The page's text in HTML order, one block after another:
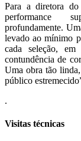
Para a diretora
performance
profundamente.
levado ao mínimo
cada seleção,
contundência de
Uma obra tão
público
.
Visitas técnicas